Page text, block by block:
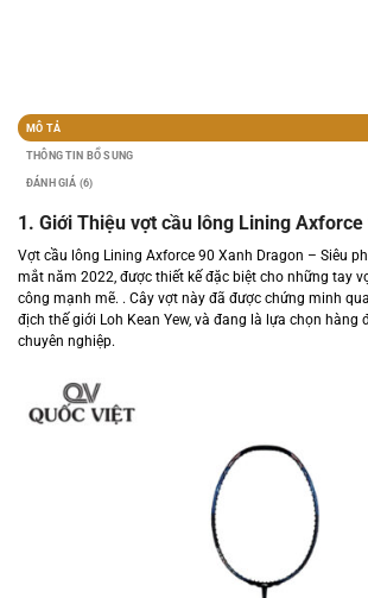
MÔ TẢ
THÔNG TIN BỔ SUNG
ĐÁNH GIÁ (6)
1. Giới Thiệu vợt cầu lông Lining Axforce
Vợt cầu lông Lining Axforce 90 Xanh Dragon – Siêu
mắt năm 2022, được thiết kế đặc biệt cho những tay
công mạnh mẽ. . Cây vợt này đã được chứng minh
địch thế giới Loh Kean Yew, và đang là lựa chọn hàng
chuyên nghiệp.